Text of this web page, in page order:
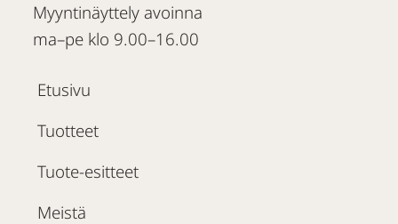
Myyntinäyttely avoinna
ma–pe klo 9.00–16.00
Etusivu
Tuotteet
Tuote-esitteet
Meistä